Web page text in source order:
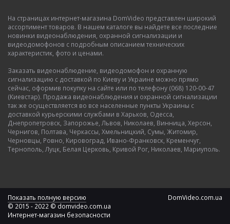
На страницах интернет-магазина DomVideo представлен широкий
ассортимент товаров. В нашем каталоге вы найдете все последние
новинки видеонаблюдения, охранной сигнализации и
видеодомофонов с подробным описанием технических
характеристик, фото и ценами.
Заказать видеонаблюдение, видеодомофон и охранную
сигнализацию с доставкой по Киеву и Украине можно прямо
сейчас, оформив покупку на сайте или по телефону (068) 120-00-47
(Киевстар). Продажа видеонаблюдения и охранной сигнализации
так же осуществляется во все населенные пункты Украины с
доставкой курьерскими службами в Харьков, Одесса,
Днепропетровск, Запорожье, Львов, Николаев, Винница, Херсон,
Чернигов, Полтава, Черкассы, Хмельницкий, Сумы, Житомир,
Черновцы, Ровно, Кировоград, Ивано-Франковск, Кременчуг,
Тернополь, Луцк, Белая Церковь, Кривой Рог, Николаев, Мариуполь.
Показать полную версию
© 2015 - 2022 © domvideo.com.ua
Интернет-магазин безопасности
DomVideo.com.ua